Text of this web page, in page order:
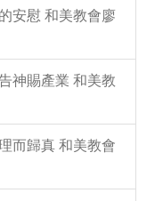
安慰 和美教會廖
神賜產業 和美教
而歸真 和美教會